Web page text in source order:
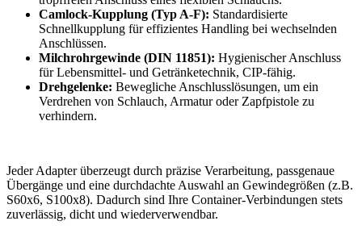
Camlock-Kupplung (Typ A-F): Standardisierte
Schnellkupplung für effizientes Handling bei wechselnden
Anschlüssen.
Milchrohrgewinde (DIN 11851): Hygienischer Anschluss
für Lebensmittel- und Getränketechnik, CIP-fähig.
Drehgelenke: Bewegliche Anschlusslösungen, um ein
Verdrehen von Schlauch, Armatur oder Zapfpistole zu
verhindern.
Jeder Adapter überzeugt durch präzise Verarbeitung, passgenaue
Übergänge und eine durchdachte Auswahl an Gewindegrößen (z.B.
S60x6, S100x8). Dadurch sind Ihre Container-Verbindungen stets
zuverlässig, dicht und wiederverwendbar.